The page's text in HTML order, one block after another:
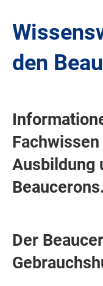
den
Ausbildung
Beaucerons.
Der